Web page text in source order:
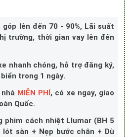
lên đến 70 - 90%, Lãi suất
trường, thời gian vay lên đến
nhanh chóng, hỗ trợ đăng ký,
trong 1 ngày.
MIỄN PHÍ, có xe ngay, giao
Quốc.
phim cách nhiệt Llumar (BH 5
sàn + Nẹp bước chân + Dù